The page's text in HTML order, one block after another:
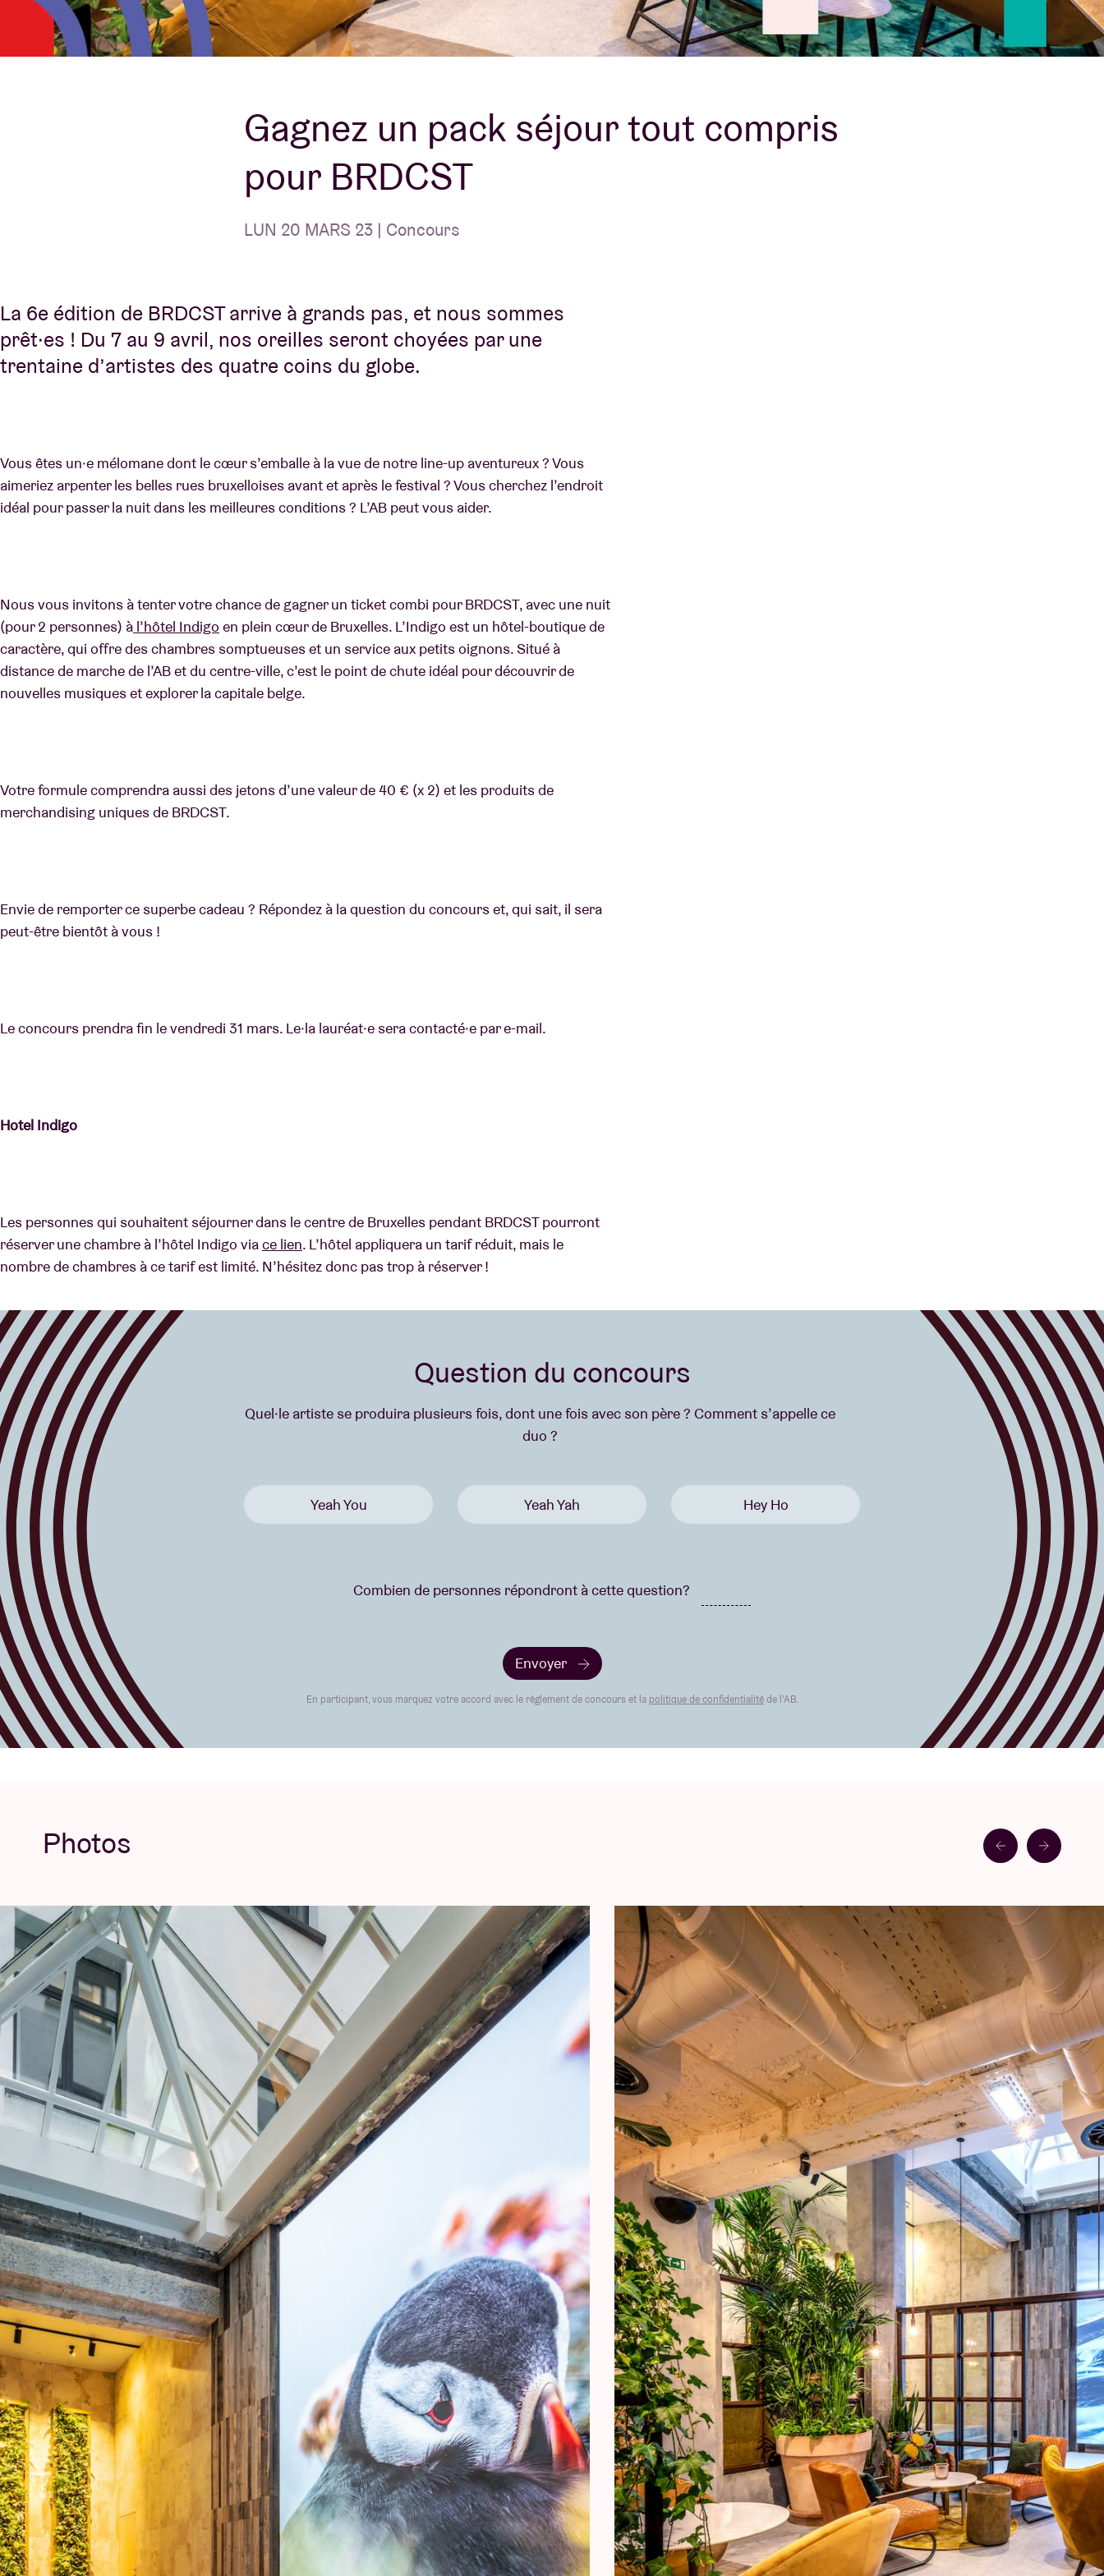
AB ❤ you
À propos de l'AB
Contact
Gagnez un pack séjour tout compris
pour BRDCST
LUN 20 MARS 23 | Concours
La 6e édition de BRDCST arrive à grands pas, et nous sommes
prêt·es ! Du 7 au 9 avril, nos oreilles seront choyées par une
trentaine d’artistes des quatre coins du globe.
Vous êtes un·e mélomane dont le cœur s’emballe à la vue de notre line-up aventureux ? Vous
aimeriez arpenter les belles rues bruxelloises avant et après le festival ? Vous cherchez l’endroit
idéal pour passer la nuit dans les meilleures conditions ? L’AB peut vous aider.
Nous vous invitons à tenter votre chance de gagner un ticket combi pour BRDCST, avec une nuit
(pour 2 personnes) à l’hôtel Indigo en plein cœur de Bruxelles. L’Indigo est un hôtel-boutique de
caractère, qui offre des chambres somptueuses et un service aux petits oignons. Situé à
distance de marche de l’AB et du centre-ville, c’est le point de chute idéal pour découvrir de
nouvelles musiques et explorer la capitale belge.
Votre formule comprendra aussi des jetons d’une valeur de 40 € (x 2) et les produits de
merchandising uniques de BRDCST.
Envie de remporter ce superbe cadeau ? Répondez à la question du concours et, qui sait, il sera
peut-être bientôt à vous !
Le concours prendra fin le vendredi 31 mars. Le·la lauréat·e sera contacté·e par e-mail.
Hotel Indigo
Les personnes qui souhaitent séjourner dans le centre de Bruxelles pendant BRDCST pourront
réserver une chambre à l’hôtel Indigo viace lien. L’hôtel appliquera un tarif réduit, mais le
nombre de chambres à ce tarif est limité. N’hésitez donc pas trop à réserver !
Question du concours
Quel·le artiste se produira plusieurs fois, dont une fois avec son père ? Comment s’appelle ce
duo ?
Yeah You Yeah Yah Hey Ho
Combien de personnes répondront à cette question?
Envoyer
En participant, vous marquez votre accord avec le règlement de concours et la politique de confidentialitéde l’AB.
Photos